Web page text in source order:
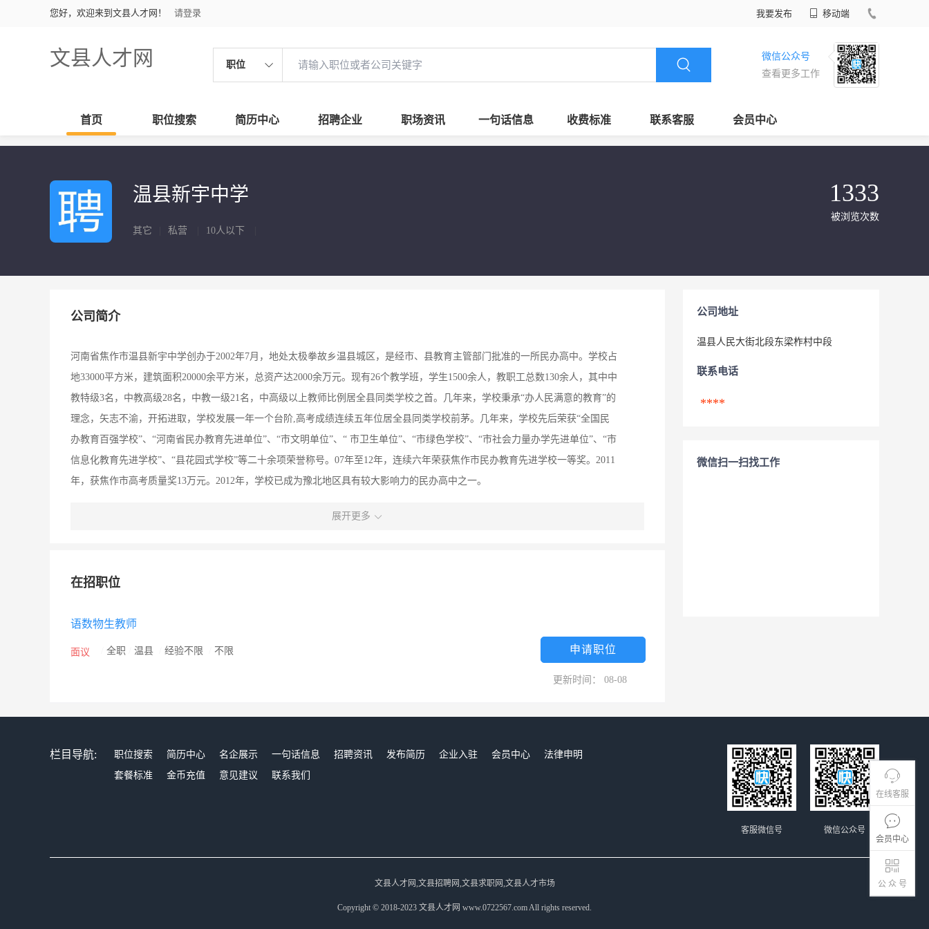
您好，欢迎来到文县人才网！ 请登录 我要发布 移动端
文县人才网 职位
微信公众号
查看更多工作
首页 职位搜索 简历中心 招聘企业 职场资讯 一句话信息 收费标准 联系客服 会员中心
在线客服
会员中心
公 众 号
温县新宇中学
其它 私营 10人以下
1333
被浏览次数
公司简介
河南省焦作市温县新宇中学创办于2002年7月，地处太极拳故乡温县城区，是经市、县教育主管部门批准的一所民办高中。学校占
地33000平方米，建筑面积20000余平方米，总资产达2000余万元。现有26个教学班，学生1500余人，教职工总数130余人，其中中
教特级3名，中教高级28名，中教一级21名，中高级以上教师比例居全县同类学校之首。几年来，学校秉承“办人民满意的教育”的
理念，矢志不渝，开拓进取，学校发展一年一个台阶,高考成绩连续五年位居全县同类学校前茅。几年来，学校先后荣获“全国民
办教育百强学校”、“河南省民办教育先进单位”、“市文明单位”、“ 市卫生单位”、“市绿色学校”、“市社会力量办学先进单位”、“市
信息化教育先进学校”、“县花园式学校”等二十余项荣誉称号。07年至12年，连续六年荣获焦作市民办教育先进学校一等奖。2011
年，获焦作市高考质量奖13万元。2012年，学校已成为豫北地区具有较大影响力的民办高中之一。
展开更多
在招职位
语数物生教师
面议 全职 温县 经验不限 不限 申请职位
更新时间： 08-08
公司地址
温县人民大街北段东梁柞村中段
联系电话
****
微信扫一扫找工作
栏目导航: 职位搜索 简历中心 名企展示 一句话信息 招聘资讯 发布简历 企业入驻 会员中心
法律申明
套餐标准
金币充值 意见建议 联系我们
微信公众号
客服微信号
文县人才网,文县招聘网,文县求职网,文县人才市场
Copyright © 2018-2023 文县人才网 www.0722567.com All rights reserved.